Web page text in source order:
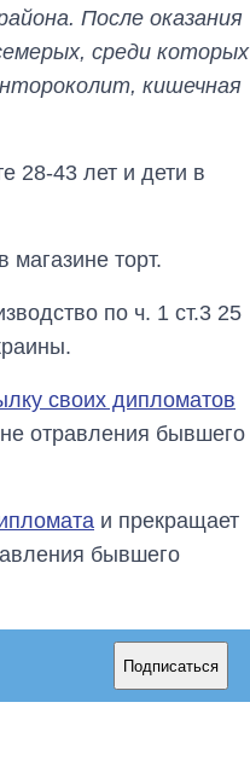
После оказания
среди которых
кишечная
28-43 лет и дети в
магазине торт.
по ч. 1 ст.3 25
своих дипломатов
отравления бывшего
и прекращает
бывшего
Подписаться
изменилось
поступающих в
бакалавриат,